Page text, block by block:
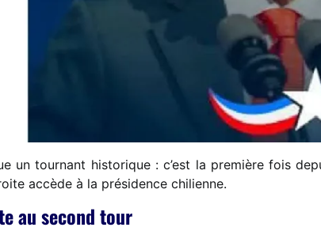
un tournant historique : c’est la première fois
accède à la présidence chilienne.
au second tour